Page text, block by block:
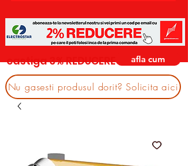
castiga 3% REDUCERE afla cum
Nu gasesti produsul dorit? Solicita aici